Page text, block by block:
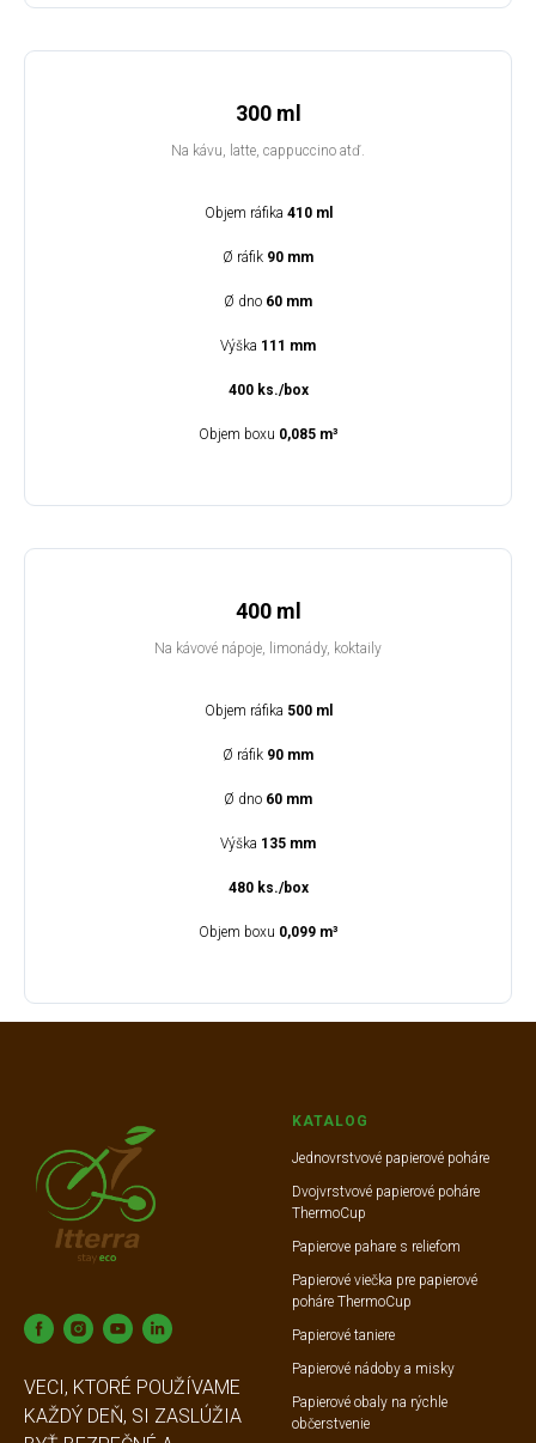
300 ml
Na kávu, latte, cappuccino atď.
Objem ráfika 410 ml
Ø ráfik 90 mm
Ø dno 60 mm
Výška 111 mm
400 ks./box
Objem boxu 0,085 m³
400 ml
Na kávové nápoje, limonády, koktaily
Objem ráfika 500 ml
Ø ráfik 90 mm
Ø dno 60 mm
Výška 135 mm
480 ks./box
Objem boxu 0,099 m³
VECI, KTORÉ POUŽÍVAME
KAŽDÝ DEŇ, SI ZASLÚŽIA
KATALOG
Jednovrstvové papierové poháre
Dvojvrstvové papierové poháre
ThermoCup
Papierove pahare s reliefom
Papierové viečka pre papierové
poháre ThermoCup
Papierové taniere
Papierové nádoby a misky
Papierové obaly na rýchle
občerstvenie